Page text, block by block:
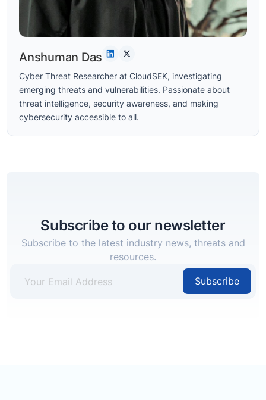
Anshuman Das
Cyber Threat Researcher at CloudSEK, investigating
emerging threats and vulnerabilities. Passionate about
threat intelligence, security awareness, and making
cybersecurity accessible to all.
Subscribe to our newsletter
Subscribe to the latest industry news, threats and
resources.
Subscribe